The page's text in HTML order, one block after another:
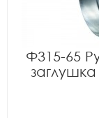
Ф315-65
заглушка